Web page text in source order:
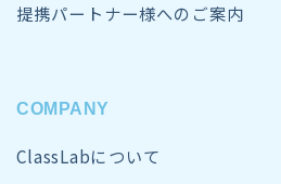
提携パートナー様へのご案内
COMPANY
ClassLabについて